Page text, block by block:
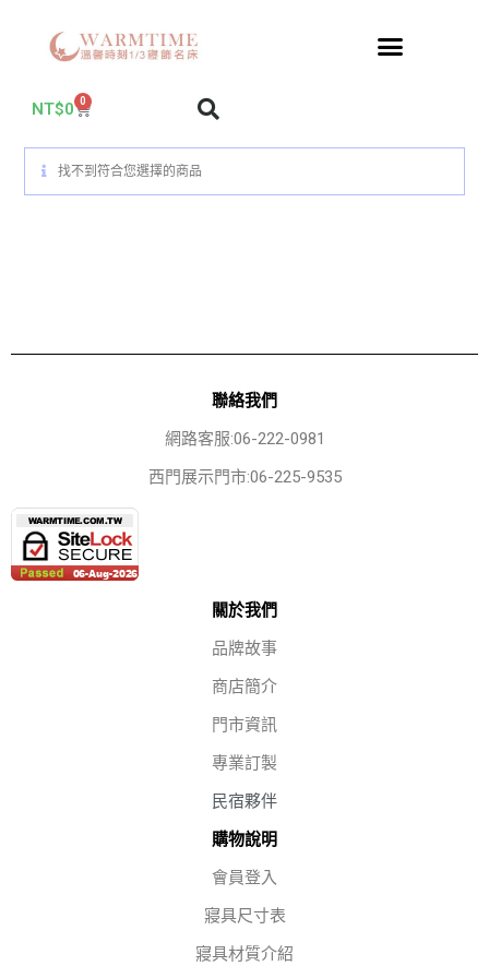
NT$0 0
找不到符合您選擇的商品
聯絡我們
網路客服:06-222-0981
西門展示門市:06-225-9535
關於我們
品牌故事
商店簡介
門市資訊
專業訂製
民宿夥伴
購物說明
會員登入
寢具尺寸表
寢具材質介紹